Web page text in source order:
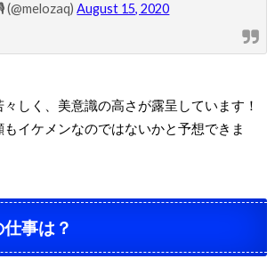
(@melozaq)August 15, 2020
しく、美意識の高さが露呈しています！
イケメンなのではないかと予想できま
事は？